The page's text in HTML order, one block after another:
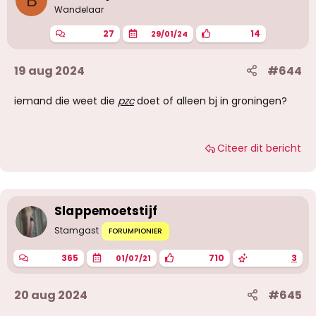
Wandelaar
27 29/01/24 14
19 aug 2024 #644
iemand die weet die pzcdoet of alleen bj in groningen?
Citeer dit bericht
Slappemoetstijf
Stamgast FORUMPIONIER
365 01/07/21 710 3
20 aug 2024 #645